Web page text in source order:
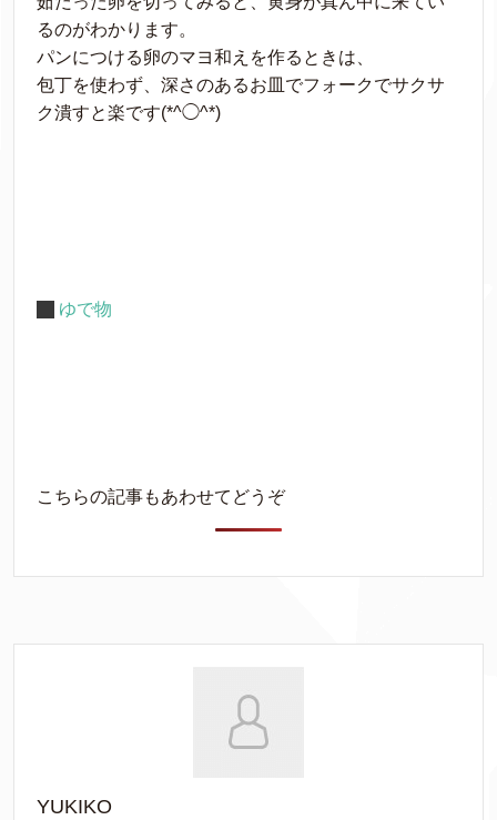
るのがわかります。
パンにつける卵のマヨ和えを作るときは、
包丁を使わず、深さのあるお皿でフォークでサクサ
ク潰すと楽です(*^◯^*)
ゆで物
こちらの記事もあわせてどうぞ
YUKIKO